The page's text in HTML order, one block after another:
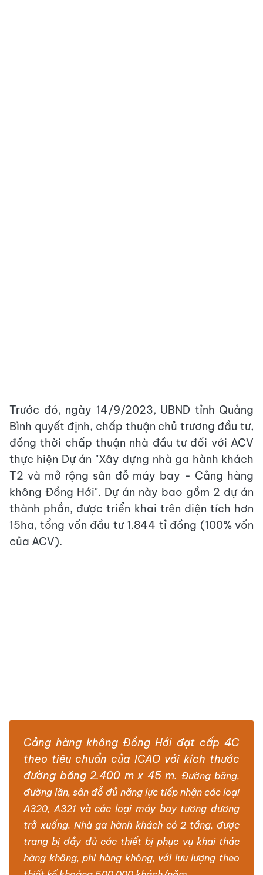
Trước đó, ngày 14/9/2023, UBND tỉnh Quảng
Bình quyết định, chấp thuận chủ trương đầu tư,
đồng thời chấp thuận nhà đầu tư đối với ACV
thực hiện Dự án "Xây dựng nhà ga hành khách
T2 và mở rộng sân đỗ máy bay - Cảng hàng
không Đồng Hới". Dự án này bao gồm 2 dự án
thành phần, được triển khai trên diện tích hơn
15ha, tổng vốn đầu tư 1.844 tỉ đồng (100% vốn
của ACV).
Cảng hàng không Đồng Hới đạt cấp 4C
theo tiêu chuẩn của ICAO với kích thước
đường băng 2.400 m x 45 m. Đường băng,
đường lăn, sân đỗ đủ năng lực tiếp nhận các loại
A320, A321 và các loại máy bay tương đương
trở xuống. Nhà ga hành khách có 2 tầng, được
trang bị đầy đủ các thiết bị phục vụ khai thác
hàng không, phi hàng không, với lưu lượng theo